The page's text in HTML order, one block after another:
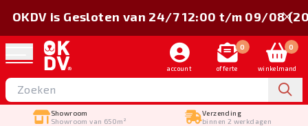
account
0
offerte
0
winkelmand
Verzending
binnen 2 werkdagen
Gratis verstuurd
vanaf €150,-
OKDV is Gesloten van 24/7 12:00 t/m 09/08